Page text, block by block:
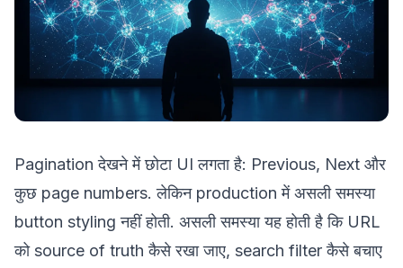
Pagination देखने में छोटा UI लगता है: Previous, Next और
कुछ page numbers. लेकिन production में असली समस्या
button styling नहीं होती. असली समस्या यह होती है कि URL
को source of truth कैसे रखा जाए, search filter कैसे बचाए